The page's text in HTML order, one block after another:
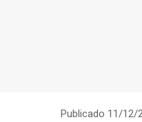
Publicado 11/12/